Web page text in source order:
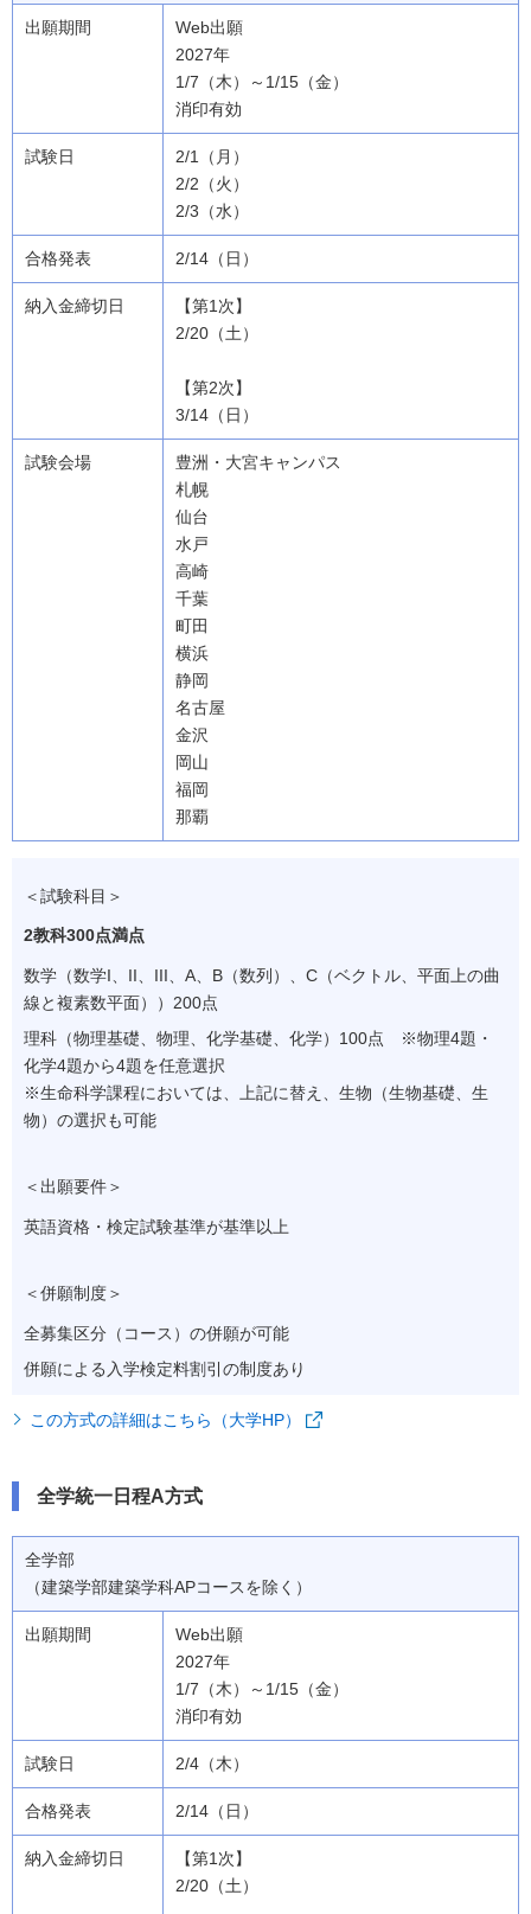
Web出願
2027年
1/7（木）～1/15（金）
消印有効
2/1（月）
2/2（火）
2/3（水）
2/14（日）
【第1次】
2/20（土）
【第2次】
3/14（日）
豊洲・大宮キャンパス
札幌
仙台
水戸
高崎
千葉
町田
横浜
静岡
名古屋
金沢
岡山
福岡
那覇
＜試験科目＞
2教科300点満点
数学（数学I、II、III、A、B（数列）、C（ベクトル、平面上の曲
線と複素数平面））200点
理科（物理基礎、物理、化学基礎、化学）100点 ※物理4題・
化学4題から4題を任意選択
※生命科学課程においては、上記に替え、生物（生物基礎、生
物）の選択も可能
＜出願要件＞
英語資格・検定試験基準が基準以上
＜併願制度＞
全募集区分（コース）の併願が可能
併願による入学検定料割引の制度あり
この方式の詳細はこちら（大学HP）
全学統一日程A方式
全学部
（建築学部建築学科APコースを除く）
Web出願
2027年
1/7（木）～1/15（金）
消印有効
2/4（木）
2/14（日）
【第1次】
2/20（土）